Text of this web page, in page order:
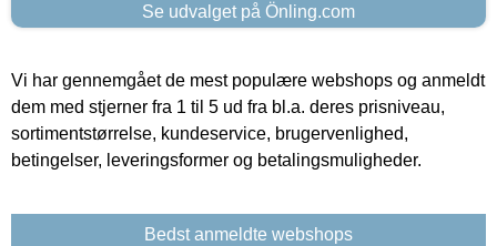
Se udvalget på Önling.com
Vi har gennemgået de mest populære webshops og anmeldt
dem med stjerner fra 1 til 5 ud fra bl.a. deres prisniveau,
sortimentstørrelse, kundeservice, brugervenlighed,
betingelser, leveringsformer og betalingsmuligheder.
Bedst anmeldte webshops